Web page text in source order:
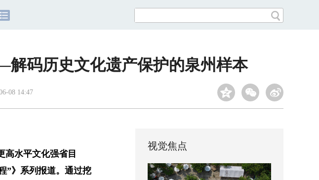
码历史文化遗产保护的泉州样本
08 14:47
水平文化强省目
”》系列报道。通过挖
视觉焦点